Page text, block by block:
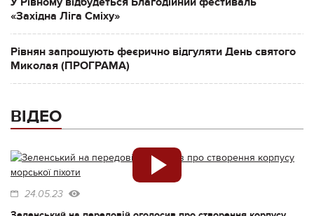
«Західна Ліга Сміху»
Рівнян запрошують феєрично відгуляти День святого
Миколая (ПРОГРАМА)
ВІДЕО
24.05.23